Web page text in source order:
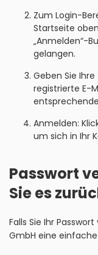
Zum Login-
Startseite
„Anmelden“-
gelangen.
Geben Sie
registrierte E-
Anmelden:
um sich in Ihr
Passwort
Sie es
Falls Sie Ihr
GmbH eine